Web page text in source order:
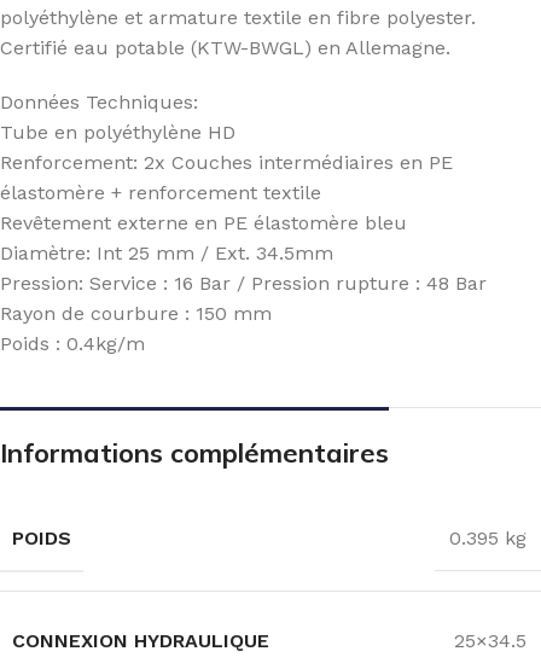
polyéthylène et armature textile en fibre polyester.
Certifié eau potable (KTW-BWGL) en Allemagne.
Données Techniques:
Tube en polyéthylène HD
Renforcement: 2x Couches intermédiaires en PE
élastomère + renforcement textile
Revêtement externe en PE élastomère bleu
Diamètre: Int 25 mm / Ext. 34.5mm
Pression: Service : 16 Bar / Pression rupture : 48 Bar
Rayon de courbure : 150 mm
Poids : 0.4kg/m
Informations complémentaires
POIDS 0.395 kg
CONNEXION HYDRAULIQUE 25×34.5